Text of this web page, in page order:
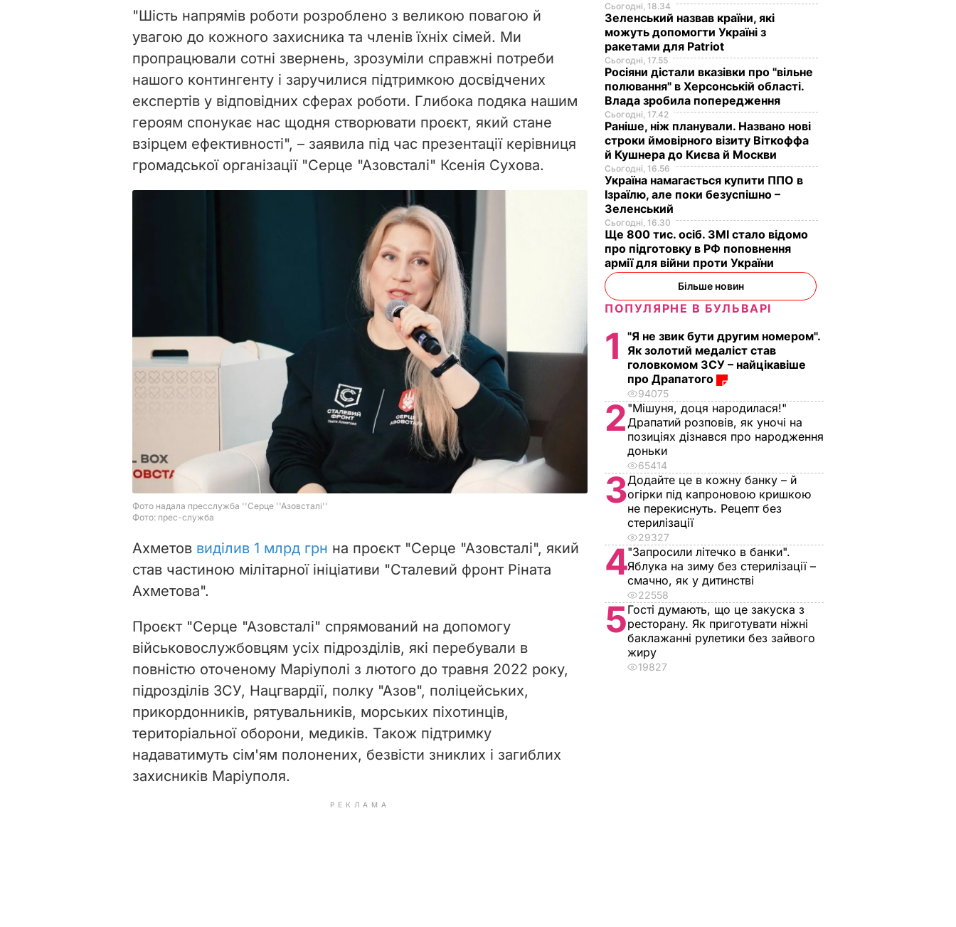
"Шість напрямів роботи розроблено з великою повагою й
увагою до кожного захисника та членів їхніх сімей. Ми
пропрацювали сотні звернень, зрозуміли справжні потреби
нашого контингенту і заручилися підтримкою досвідчених
експертів у відповідних сферах роботи. Глибока подяка нашим
героям спонукає нас щодня створювати проєкт, який стане
взірцем ефективності", – заявила під час презентації керівниця
громадської організації "Серце "Азовсталі" Ксенія Сухова.
Ахметов виділив 1 млрд грн на проєкт "Серце "Азовсталі", який
став частиною мілітарної ініціативи "Сталевий фронт Ріната
Ахметова".
Проєкт "Серце "Азовсталі" спрямований на допомогу
військовослужбовцям усіх підрозділів, які перебували в
повністю оточеному Маріуполі з лютого до травня 2022 року,
підрозділів ЗСУ, Нацгвардії, полку "Азов", поліцейських,
прикордонників, рятувальників, морських піхотинців,
територіальної оборони, медиків. Також підтримку
надаватимуть сім'ям полонених, безвісти зниклих і загиблих
захисників Маріуполя.
РЕКЛАМА
Сьогодні, 18.34
Зеленський назвав країни, які
можуть допомогти Україні з
ракетами для Patriot
Сьогодні, 17.55
Росіяни дістали вказівки про "вільне
полювання" в Херсонській області.
Влада зробила попередження
Сьогодні, 17.42
Раніше, ніж планували. Названо нові
строки ймовірного візиту Віткоффа
й Кушнера до Києва й Москви
Сьогодні, 16.56
Україна намагається купити ППО в
Ізраїлю, але поки безуспішно –
Зеленський
Сьогодні, 16.30
Ще 800 тис. осіб. ЗМІ стало відомо
про підготовку в РФ поповнення
армії для війни проти України
Більше новин
ПОПУЛЯРНЕ В БУЛЬВАРІ
1
"Я не звик бути другим номером".
Як золотий медаліст став
головкомом ЗСУ – найцікавіше
про Драпатого
94075
2 "Мішуня, доця народилася!"
Драпатий розповів, як уночі на
позиціях дізнався про народження
доньки
65414
3Додайте це в кожну банку – й
огірки під капроновою кришкою
не перекиснуть. Рецепт без
стерилізації
29327
4"Запросили літечко в банки".
Яблука на зиму без стерилізації –
смачно, як у дитинстві
22558
5Гості думають, що це закуска з
ресторану. Як приготувати ніжні
баклажанні рулетики без зайвого
жиру
19827